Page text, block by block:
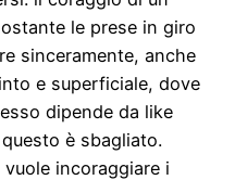
le prese in giro
sinceramente, anche
e superficiale, dove
dipende da like
è sbagliato.
vuole incoraggiare i